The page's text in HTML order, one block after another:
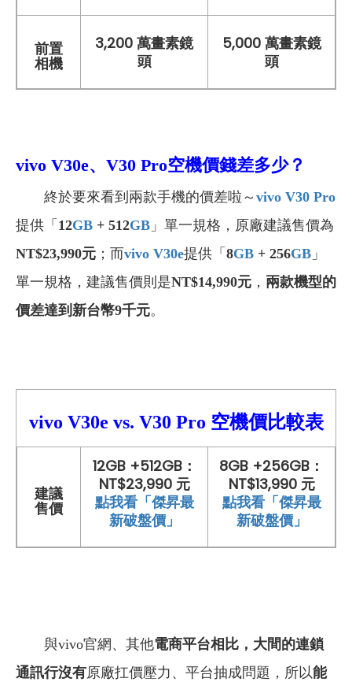
前置
相機
3,200 萬畫素鏡
頭
5,000 萬畫素鏡
頭
vivo V30e、V30 Pro空機價錢差多少？
終於要來看到兩款手機的價差啦～ vivo V30 Pro
提供「 12GB + 512GB 」單一規格，原廠建議售價為
NT$23,990元 ；而vivo V30e提供「 8GB + 256GB 」
單一規格，建議售價則是NT$14,990元 ， 兩款機型的
價差達到新台幣9千元。
vivo V30e vs. V30 Pro 空機價比較表
建議
售價
12GB +512GB：
NT$23,990 元
點我看「傑昇最
新破盤價」
8GB +256GB：
NT$13,990 元
點我看「傑昇最
新破盤價」
與vivo官網、其他電商平台相比，大間的連鎖
通訊行沒有原廠扛價壓力、平台抽成問題，所以能